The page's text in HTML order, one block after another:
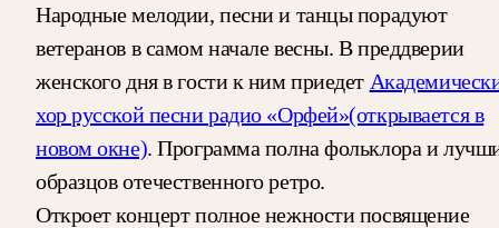
Народные мелодии, песни и танцы порадуют
ветеранов в самом начале весны. В преддверии
женского дня в гости к ним приедет
хор русской песни радио «Орфей»(открывается в
новом окне). Программа полна фольклора и
образцов отечественного ретро.
Откроет концерт полное нежности посвящение